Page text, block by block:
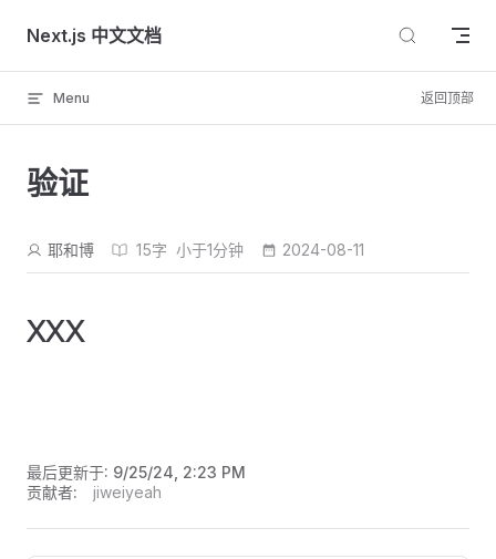
Skip to content
Next.js 中文文档
Menu 返回顶部
验证
耶和博 15字 小于1分钟 2024-08-11
XXX
最后更新于: 9/25/24, 2:23 PM
贡献者:
jiweiyeah